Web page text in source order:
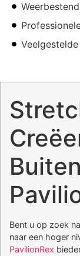
Bent u op zoek
naar een hoger
PavilionRex